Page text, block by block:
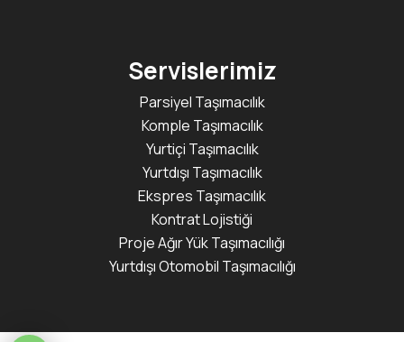
Servislerimiz
Parsiyel Taşımacılık
Komple Taşımacılık
Yurtiçi Taşımacılık
Yurtdışı Taşımacılık
Ekspres Taşımacılık
Kontrat Lojistiği
Proje Ağır Yük Taşımacılığı
Yurtdışı Otomobil Taşımacılığı